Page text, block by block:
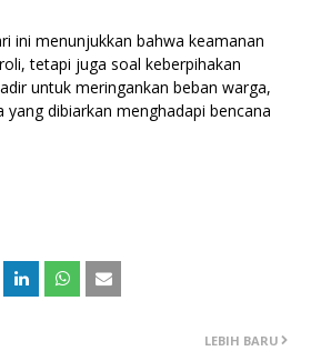
ini menunjukkan bahwa keamanan
tetapi juga soal keberpihakan
untuk meringankan beban warga,
dibiarkan menghadapi bencana
LEBIH BARU